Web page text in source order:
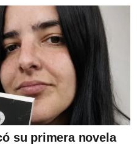
su primera novela